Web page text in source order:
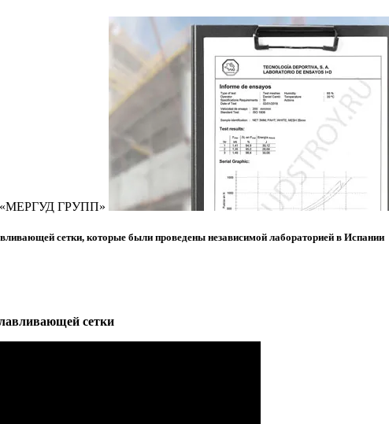
ГРУПП»
сетки, которые были проведены независимой лабораторией в Испании
сетки